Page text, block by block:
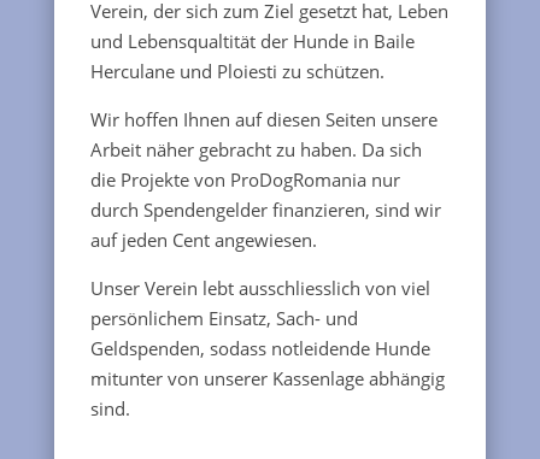
Verein, der sich zum Ziel gesetzt hat, Leben
und Lebensqualtität der Hunde in Baile
Herculane und Ploiesti zu schützen.
Wir hoffen Ihnen auf diesen Seiten unsere
Arbeit näher gebracht zu haben. Da sich
die Projekte von ProDogRomania nur
durch Spendengelder finanzieren, sind wir
auf jeden Cent angewiesen.
Unser Verein lebt ausschliesslich von viel
persönlichem Einsatz, Sach- und
Geldspenden, sodass notleidende Hunde
mitunter von unserer Kassenlage abhängig
sind.